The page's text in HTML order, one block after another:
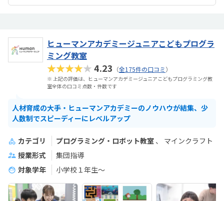
ヒューマンアカデミージュニアこどもプログラ
ミング教室
★★★★★4.23 （全175件の口コミ）
※ 上記の評価は、ヒューマンアカデミージュニアこどもプログラミング教
室全体の口コミ点数・件数です
人材育成の大手・ヒューマンアカデミーのノウハウが結集、少
人数制でスピーディーにレベルアップ
カテゴリ プログラミング・ロボット教室
マインクラフト
授業形式
集団指導
対象学年
小学校１年生〜